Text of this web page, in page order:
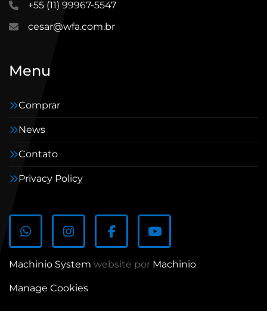
+55 (11) 99967-5547
cesar@wfa.com.br
Menu
Comprar
News
Contato
Privacy Policy
whatsappinstagramfacebookyoutube
Machinio System website por Machinio
Manage Cookies